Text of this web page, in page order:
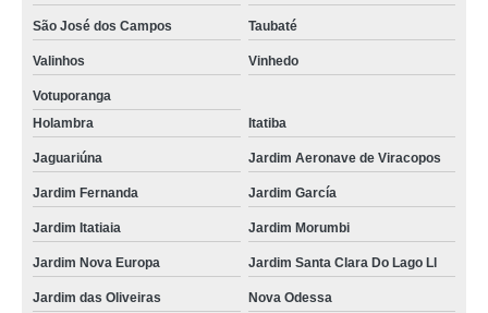
São José dos Campos Taubaté
Valinhos Vinhedo
Votuporanga
Holambra
Itatiba
Jaguariúna Jardim Aeronave de Viracopos
Jardim Fernanda Jardim García
Jardim Itatiaia Jardim Morumbi
Jardim Nova Europa Jardim Santa Clara Do Lago Ll
Jardim das Oliveiras Nova Odessa